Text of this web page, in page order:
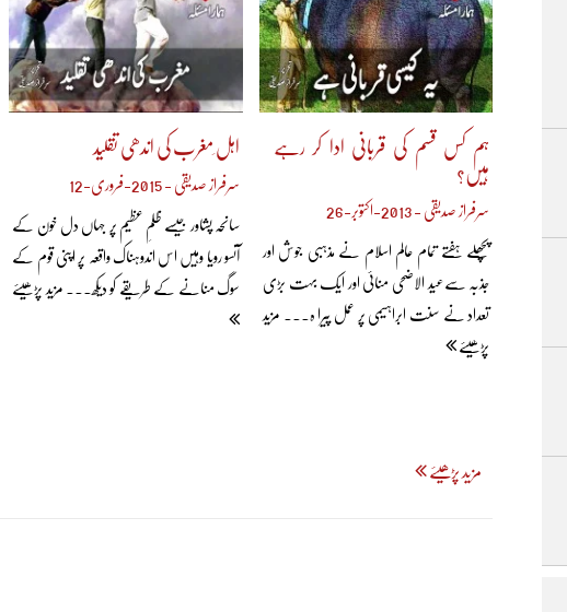
ہم کس قسم کی قربانی ادا کر رہے
ہیں؟
سرفراز صدیقی - 2013-اکتوبر-26
پچھلے ہفتے تمام عالم اسلام نے مذہبی جوش اور
جذبہ سےعید الاضحی منائی اور ایک بہت بڑی
تعداد نے سنت ابراہیمی پر عمل پیرا ہ... مزید
پڑھیئے
اہل ِمغرب کی اندھی تقلید
سرفراز صدیقی - 2015-فروری-12
سانحہ پشاور جیسے ظلمِ عظیم پر جہاں دل خون کے
آنسو رویا وہیں اس اندوہناک واقعہ پر اپنی قوم کے
سوگ منانے کے طریقے کو دیکھ... مزید پڑھیئے
مزید پڑھیئے